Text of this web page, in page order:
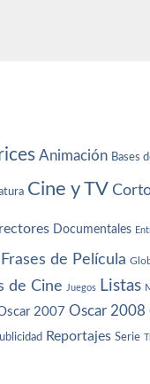
Animación Bases
Cine y TV
Documentales
Frases de Película
de Cine Juegos Listas
2007 Oscar 2008
Reportajes Serie